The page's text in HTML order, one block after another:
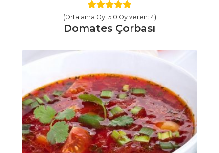
Tüm Tarifleri
MASTERCHEF
Pratik ve çok
leziz papanaşi tarifi
Nefis ayva tatlısı
tarifi
Pratik kozalak
şurubu nasıl
yapılır?
(Ortalama Oy: 5.0 Oy veren: 4)
Domates Çorbası